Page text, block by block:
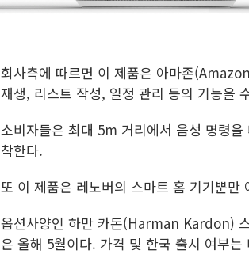
회사측에 따르면 이 제품은 아마존
재생, 리스트 작성, 일정 관리 등의 기능을
소비자들은 최대 5m 거리에서 음성 명령
착한다.
또 이 제품은 레노버의 스마트 홈 기기뿐
옵션사양인 하만 카돈(Harman Kardon)
은 올해 5월이다. 가격 및 한국 출시 여부는